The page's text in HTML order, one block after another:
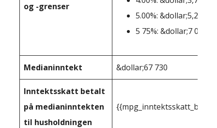
og -grenser
5.00%: &dollar;5,251-
5 75%: &dollar;7 000+
Medianinntekt &dollar;67 730
Inntektsskatt betalt
på medianinntekten
til husholdningen